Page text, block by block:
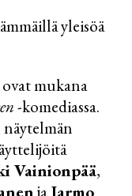
yleisöä
mukana
-komediassa.
Vainionpää,